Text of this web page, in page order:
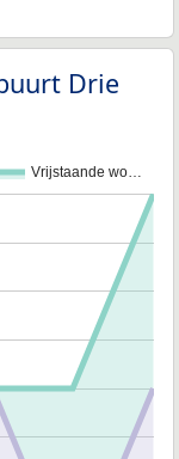
Drie
Vrijstaande wo…